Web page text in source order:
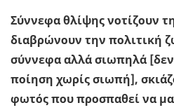
Σύννεφα θλίψης νοτίζουν
διαβρώνουν την πολιτική
σύννεφα αλλά σιωπηλά [δεν
ποίηση χωρίς σιωπή],
φωτός που προσπαθεί να